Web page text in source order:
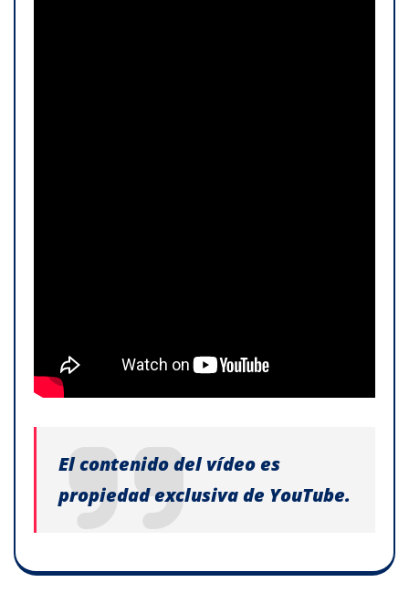
El contenido del vídeo es
propiedad exclusiva de YouTube.